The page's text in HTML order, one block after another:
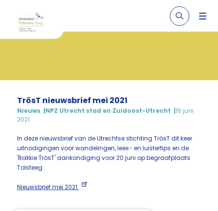
TrösT nieuwsbrief mei 2021
Nieuws NPZ Utrecht stad en Zuidoost-Utrecht
16 juni
2021
In deze nieuwsbrief van de Utrechtse stichting TrösT dit keer
uitnodigingen voor wandelingen, lees- en luistertips en de
'Bakkie TrösT' aankondiging voor 20 juni op begraafplaats
Tolsteeg.
Nieuwsbrief mei 2021.